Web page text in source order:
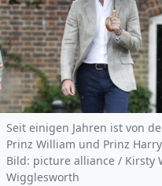
Seit einigen Jahren ist von
Prinz William und Prinz
Bild: picture alliance / Kirsty
Wigglesworth